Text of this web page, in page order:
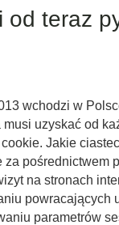
teraz
wchodzi w
musi uzyskać od
Jakie
za pośrednictwem
na stronach
powracających
parametrów